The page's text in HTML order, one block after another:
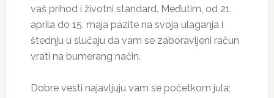
vaš prihod i životni standard. Međutim, od 21.
aprila do 15. maja pazite na svoja ulaganja i
štednju u slučaju da vam se zaboravljeni račun
vrati na bumerang način.
Dobre vesti najavljuju vam se početkom jula;